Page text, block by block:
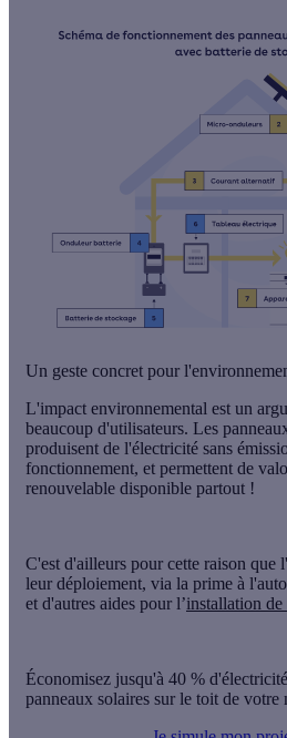
Un geste concret pour
L'impact environnemental est un
beaucoup d'utilisateurs. Les
produisent de l'électricité sans
fonctionnement, et permettent de
renouvelable disponible partout !
C'est d'ailleurs pour cette raison que
leur déploiement, via la prime à
et d'autres aides pour l’installation de
Économisez jusqu'à 40 %
panneaux solaires sur le toit de votre